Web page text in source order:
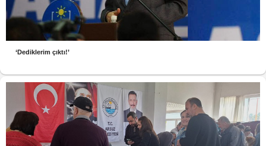
‘Dediklerim çıktı!’